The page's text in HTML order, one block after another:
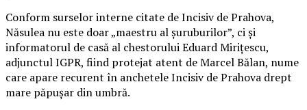
Conform surselor interne citate de Incisiv de Prahova,
Năsulea nu este doar „maestru al șuruburilor”, ci și
informatorul de casă al chestorului Eduard Mirițescu,
adjunctul IGPR, fiind protejat atent de Marcel Bălan, nume
care apare recurent în anchetele Incisiv de Prahova drept
mare păpușar din umbră.